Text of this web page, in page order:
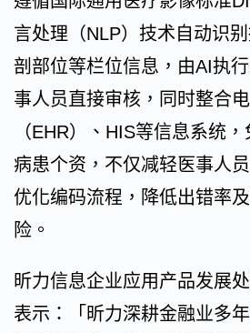
言处理（NLP）技术自动识
剖部位等栏位信息，由AI执
事人员直接审核，同时整合
（EHR）、HIS等信息系统
病患个资，不仅减轻医事人
优化编码流程，降低出错率
险。
昕力信息企业应用产品发展
表示：「昕力深耕金融业多